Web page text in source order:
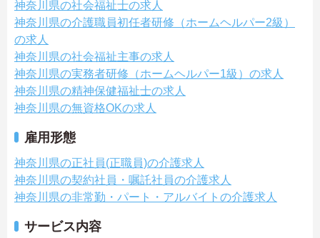
神奈川県の社会福祉士の求人
神奈川県の介護職員初任者研修（ホームヘルパー2級）
の求人
神奈川県の社会福祉主事の求人
神奈川県の実務者研修（ホームヘルパー1級）の求人
神奈川県の精神保健福祉士の求人
神奈川県の無資格OKの求人
雇用形態
神奈川県の正社員(正職員)の介護求人
神奈川県の契約社員・嘱託社員の介護求人
神奈川県の非常勤・パート・アルバイトの介護求人
サービス内容